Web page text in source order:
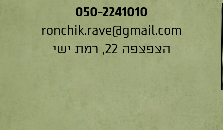
050-2241010
ronchik.rave@gmail.com
הצפצפה 22, רמת ישי